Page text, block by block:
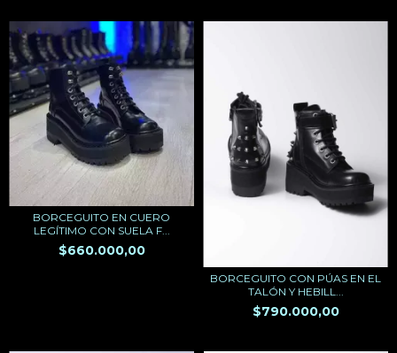
BORCEGUITO EN CUERO
LEGÍTIMO CON SUELA F...
$660.000,00
BORCEGUITO CON PÚAS EN EL
TALÓN Y HEBILL...
$790.000,00